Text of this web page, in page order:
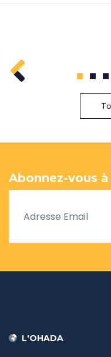
1 2 3
Abonnez-vous
L'OHADA